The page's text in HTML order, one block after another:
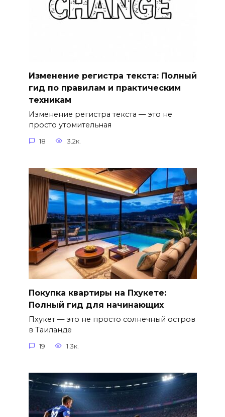
Изменение регистра текста: Полный
гид по правилам и практическим
техникам
Изменение регистра текста — это не
просто утомительная
18 3.2к.
Покупка квартиры на Пхукете:
Полный гид для начинающих
Пхукет — это не просто солнечный остров
в Таиланде
19 1.3к.